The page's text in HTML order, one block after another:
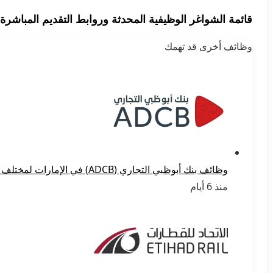
قائمة الشواغر الوظيفية المحدثة وروابط التقديم
وظائف أخرى قد تهمك
وظائف بنك أبوظبي التجاري (ADCB) في الإمارات لمختلف التخصصات 2026
منذ 6 أيام